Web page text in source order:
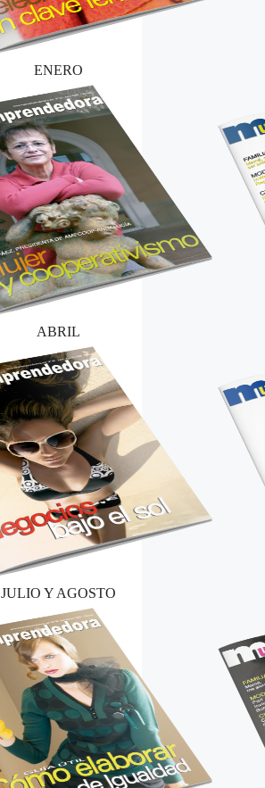
ENERO
ABRIL
JULIO Y AGOSTO